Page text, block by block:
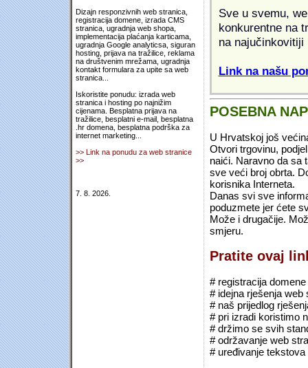
Dizajn responzivnih web stranica,
registracija domene, izrada CMS
stranica, ugradnja web shopa,
implementacija plaćanja karticama,
ugradnja Google analyticsa, siguran
hosting, prijava na tražilice, reklama
na društvenim mrežama, ugradnja
kontakt formulara za upite sa web
stranica...
Iskoristite ponudu: izrada web
stranica i hosting po najnižim
cijenama. Besplatna prijava na
tražilice, besplatni e-mail, besplatna
.hr domena, besplatna podrška za
internet marketing...
>> Link na ponudu za web stranice
>>
7. 8. 2026.
Sve u svemu,
konkurentne na
na najučinkovitiji
Link na našu
POSEBNA
U Hrvatskoj još
Otvori trgovinu,
naići. Naravno da sa
sve veći broj obrta.
korisnika Interneta.
Danas svi sve
poduzmete jer ćete
Može i drugačije.
smjeru.
Pratite ovaj
# registracija
# idejna rješenja web
# naš prijedlog
# pri izradi koristimo
# držimo se svih
# održavanje web
# uređivanje